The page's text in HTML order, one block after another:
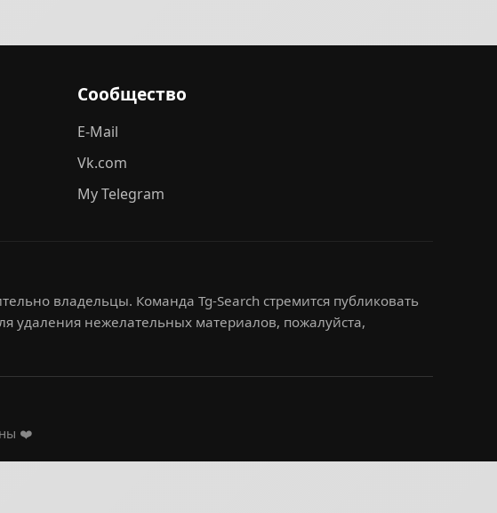
Сообщество
E-Mail
Vk.com
My Telegram
владельцы. Команда Tg-Search стремится публиковать
удаления нежелательных материалов, пожалуйста,
❤️